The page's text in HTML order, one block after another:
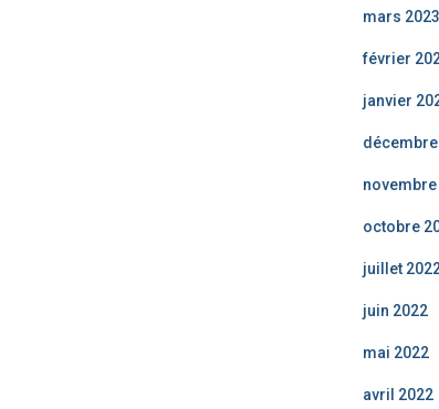
mars 2023
février
janvier
novembre
octobre
juillet
juin 2022
mai 2022
avril 2022